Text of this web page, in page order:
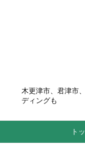
木更津市、君津市
ディングも
ト